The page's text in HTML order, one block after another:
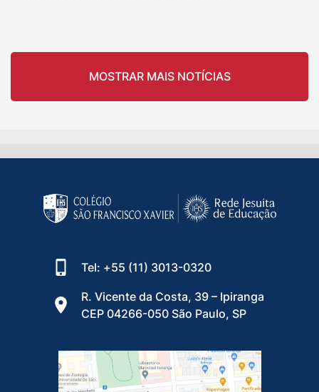
MOSTRAR MAIS NOTÍCIAS
Tel: +55 (11) 3013-0320
R. Vicente da Costa, 39 – Ipiranga
CEP 04266-050 São Paulo, SP